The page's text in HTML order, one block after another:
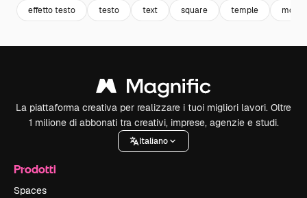
effetto testo testo text square temple
La piattaforma creativa per realizzare i tuoi migliori lavori. Oltre
1 milione di abbonati tra creativi, imprese, agenzie e studi.
Italiano
Prodotti
Spaces